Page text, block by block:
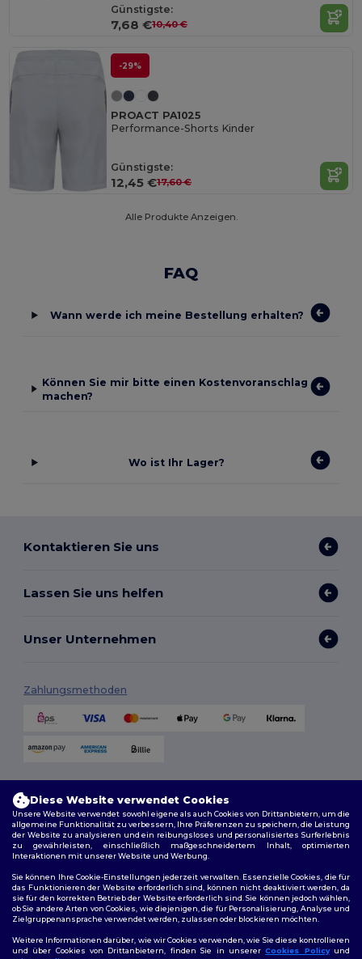
Günstigste:
7,68 €10,40 €
-29%
PROACT PA1025
Performance-Shorts Kinder
Günstigste:
12,45 €17,60 €
Alle Produkte Anzeigen.
FAQ
Wann werde ich meine Bestellung erhalten?
Können Sie mir bitte einen Kostenvoranschlag
machen?
Wo ist Ihr Lager?
Kontaktieren Sie uns
Lassen Sie uns helfen
Unser Unternehmen
Zahlungsmethoden
Folge uns
Diese Website verwendet Cookies
Unsere Website verwendet sowohl eigene als auch Cookies von Drittanbietern, um die
allgemeine Funktionalität zu verbessern, Ihre Präferenzen zu speichern, die Leistung
der Website zu analysieren und ein reibungsloses und personalisiertes Surferlebnis
zu gewährleisten, einschließlich maßgeschneidertem Inhalt, optimierten
Interaktionen mit unserer Website und Werbung.
Sie können Ihre Cookie-Einstellungen jederzeit verwalten. Essenzielle Cookies, die für
das Funktionieren der Website erforderlich sind, können nicht deaktiviert werden, da
sie für den korrekten Betrieb der Website erforderlich sind. Sie können jedoch wählen,
ob Sie andere Arten von Cookies, wie diejenigen, die für Personalisierung, Analyse und
Zielgruppenansprache verwendet werden, zulassen oder blockieren möchten.
Weitere Informationen darüber, wie wir Cookies verwenden, wie Sie diese kontrollieren
und über Cookies von Drittanbietern, finden Sie in unsererCookies Policyund